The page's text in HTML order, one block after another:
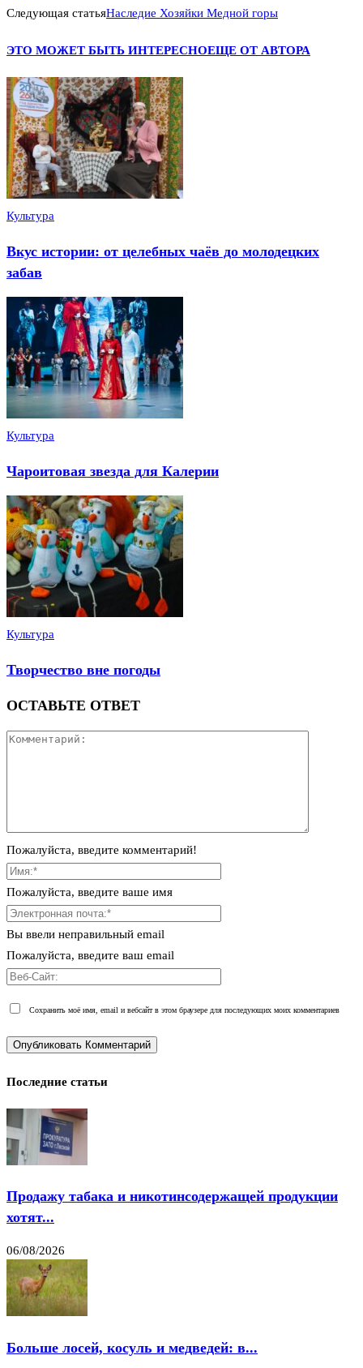
Следующая статьяНаследие Хозяйки Медной горы
ЭТО МОЖЕТ БЫТЬ ИНТЕРЕСНОЕЩЕ ОТ АВТОРА
Культура
Вкус истории: от целебных чаёв до молодецких
забав
Культура
Чароитовая звезда для Калерии
Культура
Творчество вне погоды
ОСТАВЬТЕ ОТВЕТ
Пожалуйста, введите комментарий!
Пожалуйста, введите ваше имя
Вы ввели неправильный email
Пожалуйста, введите ваш email
Сохранить моё имя, email и вебсайт в этом браузере для последующих моих комментариев
Последние статьи
Продажу табака и никотинсодержащей продукции
хотят...
06/08/2026
Больше лосей, косуль и медведей: в...